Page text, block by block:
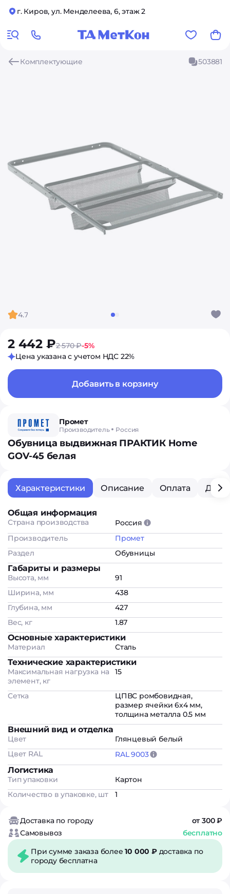
г. Киров, ул. Менделеева, 6, этаж 2
Комплектующие 503881
4.7
2 442 ₽2 570 ₽-5%
Цена указана с учетом НДС 22%
Добавить в корзину
Промет
Производитель Россия
Обувница выдвижная ПРАКТИК Home
GOV-45 белая
Характеристики Описание Оплата
Общая информация
Страна производства
Россия
Производитель
Промет
Раздел
Обувницы
Габариты и размеры
Высота, мм
91
Ширина, мм
438
Глубина, мм
427
Вес, кг
1.87
Основные характеристики
Материал Сталь
Технические характеристики
Максимальная нагрузка на
элемент, кг
15
Сетка
ЦПВС ромбовидная,
размер ячейки 6х4 мм,
толщина металла 0.5 мм
Внешний вид и отделка
Цвет
Глянцевый белый
Цвет RAL
RAL 9003
Логистика
Тип упаковки
Картон
Количество в упаковке, шт
1
Доставка по городу
от 300 ₽
Самовывоз
бесплатно
При сумме заказа более10 000 ₽доставка по
городу бесплатна